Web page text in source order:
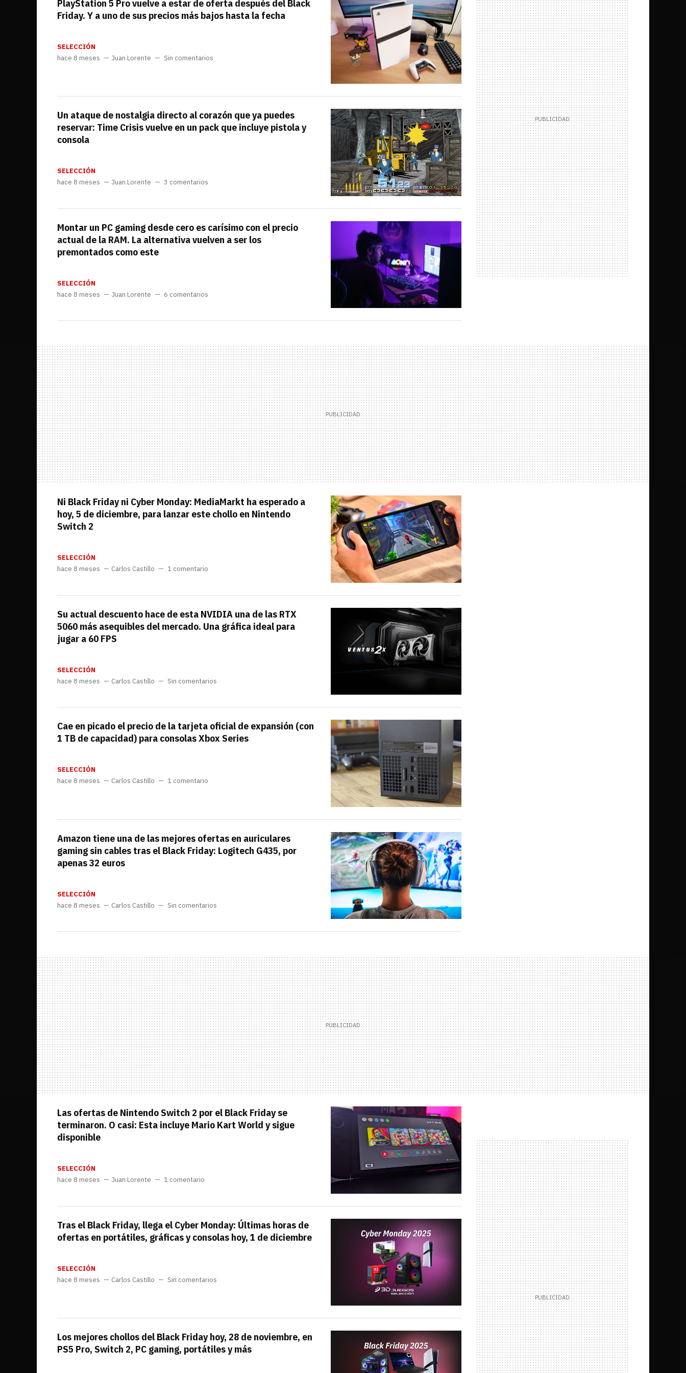
PlayStation 5 Pro vuelve a estar de oferta después del Black
Friday. Y a uno de sus precios más bajos hasta la fecha
SELECCIÓN
hace 8 meses
Juan Lorente Sin comentarios
Un ataque de nostalgia directo al corazón que ya puedes
reservar: Time Crisis vuelve en un pack que incluye pistola y
consola
SELECCIÓN
hace 8 meses
Juan Lorente 3 comentarios
Montar un PC gaming desde cero es carísimo con el precio
actual de la RAM. La alternativa vuelven a ser los
premontados como este
SELECCIÓN
hace 8 meses
Juan Lorente 6 comentarios
Ni Black Friday ni Cyber Monday: MediaMarkt ha esperado a
hoy, 5 de diciembre, para lanzar este chollo en Nintendo
Switch 2
SELECCIÓN
hace 8 meses
Carlos Castillo 1 comentario
Su actual descuento hace de esta NVIDIA una de las RTX
5060 más asequibles del mercado. Una gráfica ideal para
jugar a 60 FPS
SELECCIÓN
hace 8 meses
Carlos Castillo Sin comentarios
Cae en picado el precio de la tarjeta oficial de expansión (con
1 TB de capacidad) para consolas Xbox Series
SELECCIÓN
hace 8 meses
Carlos Castillo 1 comentario
Amazon tiene una de las mejores ofertas en auriculares
gaming sin cables tras el Black Friday: Logitech G435, por
apenas 32 euros
SELECCIÓN
hace 8 meses
Carlos Castillo Sin comentarios
Las ofertas de Nintendo Switch 2 por el Black Friday se
terminaron. O casi: Esta incluye Mario Kart World y sigue
disponible
SELECCIÓN
hace 8 meses
Juan Lorente 1 comentario
Tras el Black Friday, llega el Cyber Monday: Últimas horas de
ofertas en portátiles, gráficas y consolas hoy, 1 de diciembre
SELECCIÓN
hace 8 meses
Carlos Castillo Sin comentarios
Los mejores chollos del Black Friday hoy, 28 de noviembre, en
PS5 Pro, Switch 2, PC gaming, portátiles y más
Recupera tu acceso con Facebook
¿Ya tienes cuenta?
Entra en 3DJuegos